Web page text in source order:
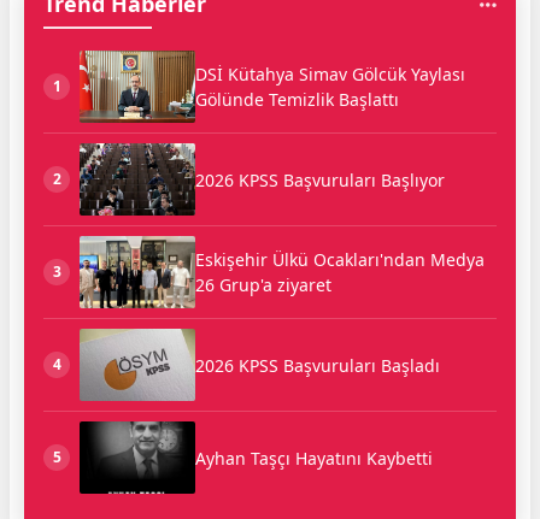
1
DSİ Kütahya Simav Gölcük Yaylası
Gölünde Temizlik Başlattı
2 2026 KPSS Başvuruları Başlıyor
3
Eskişehir Ülkü Ocakları'ndan Medya
26 Grup'a ziyaret
4 2026 KPSS Başvuruları Başladı
5 Ayhan Taşçı Hayatını Kaybetti